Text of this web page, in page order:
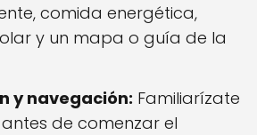
comida energética,
y un mapa o guía de la
y navegación: Familiarízate
de comenzar el